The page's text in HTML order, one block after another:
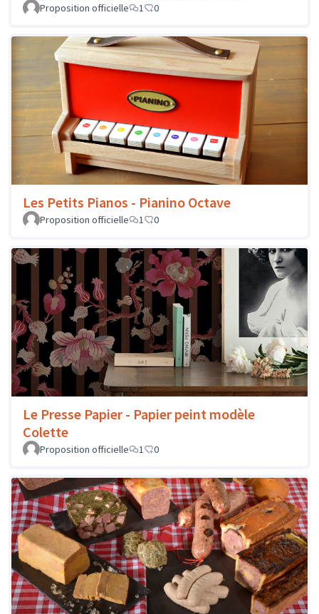
Proposition officielle 1 0
Les Petits Pianos - Pianino Octave
Proposition officielle 1 0
Le Presse Papier - Papier peint modèle
Colette
Proposition officielle 1 0